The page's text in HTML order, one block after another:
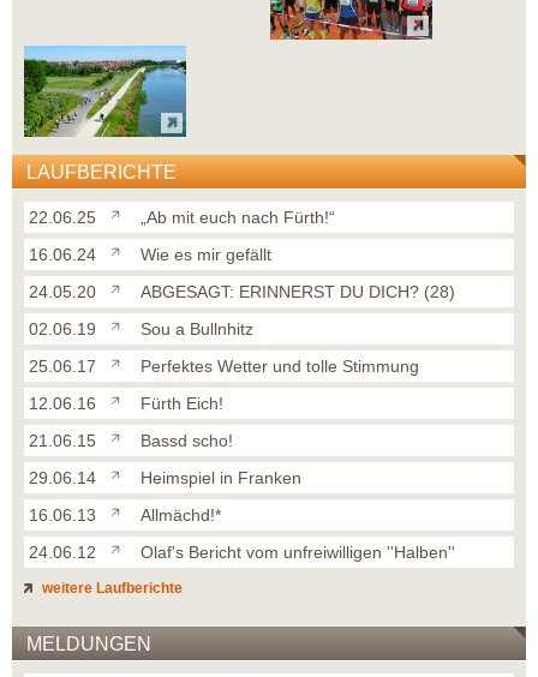
LAUFBERICHTE
22.06.25
„Ab mit euch nach Fürth!“
16.06.24
Wie es mir gefällt
24.05.20
ABGESAGT: ERINNERST DU DICH? (28)
02.06.19
Sou a Bullnhitz
25.06.17
Perfektes Wetter und tolle Stimmung
12.06.16
Fürth Eich!
21.06.15
Bassd scho!
29.06.14
Heimspiel in Franken
16.06.13
Allmächd!*
24.06.12
Olaf's Bericht vom unfreiwilligen ''Halben''
weitere Laufberichte
MELDUNGEN